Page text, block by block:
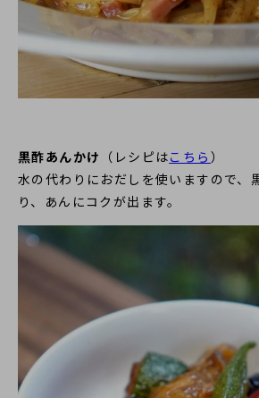
黒酢あんかけ （レシピはこちら ）
水の代わりにおだしを使いますので、
り、あんにコクが出ます。